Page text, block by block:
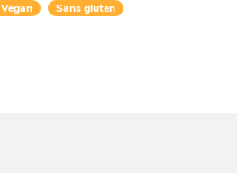
Vegan Sans gluten